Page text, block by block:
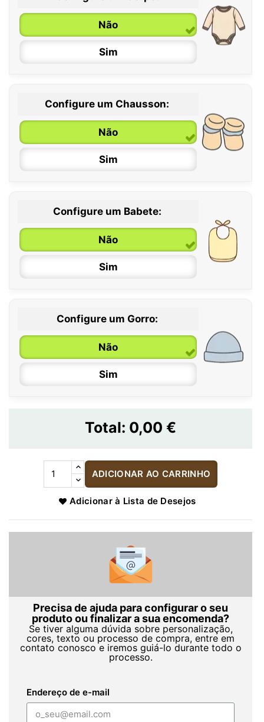
Não
Sim
0 / 6 meses
6 / 12 meses
12 / 18 meses
Configure um Chausson:
Não
Sim
Configure um Babete:
Não
Sim
Configure um Gorro:
Não
Sim
Total: 0,00 €
ADICIONAR AO CARRINHO
Adicionar à Lista de Desejos
Precisa de ajuda para configurar o seu
produto ou finalizar a sua encomenda?
Se tiver alguma dúvida sobre personalização,
cores, texto ou processo de compra, entre em
contato conosco e iremos guiá-lo durante todo o
processo.
Endereço de e-mail